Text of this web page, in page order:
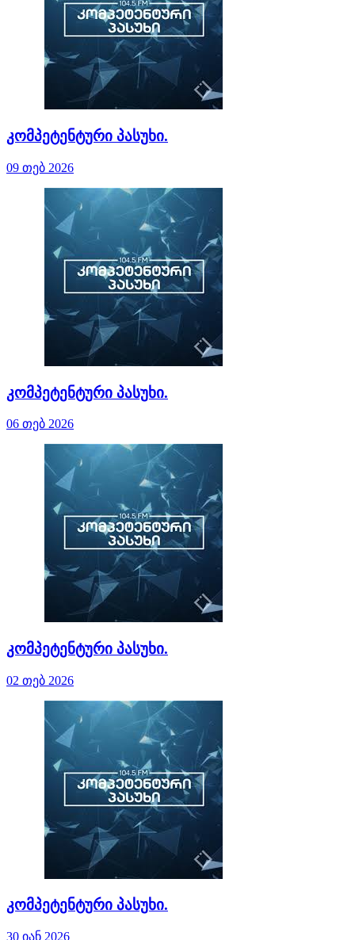
კომპეტენტური პასუხი.
09 თებ 2026
კომპეტენტური პასუხი.
06 თებ 2026
კომპეტენტური პასუხი.
02 თებ 2026
კომპეტენტური პასუხი.
30 იან 2026